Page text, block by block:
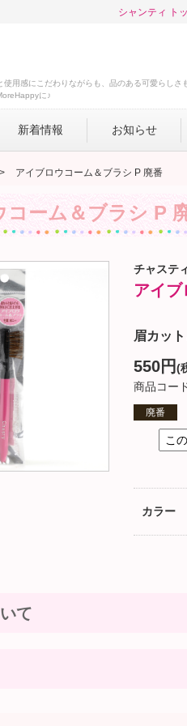
使用感にこだわりながらも、品のある可愛らし
に♪
シャンティ ト
新着情報 お知らせ
アイブロウコーム＆ブラシ P 廃番
コーム＆ブラシ P
チャステ
アイ
眉カッ
550円(
商品コー
廃番
カラー
て